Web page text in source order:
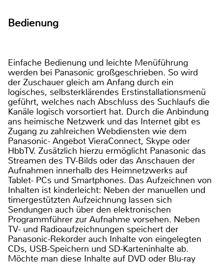
Bedienung
Einfache Bedienung und leichte Menüführung
werden bei Panasonic großgeschrieben. So wird
der Zuschauer gleich am Anfang durch ein
logisches, selbsterklärendes Erstinstallationsmenü
geführt, welches nach Abschluss des Suchlaufs die
Kanäle logisch vorsortiert hat. Durch die Anbindung
ans heimische Netzwerk und das Internet gibt es
Zugang zu zahlreichen Webdiensten wie dem
Panasonic- Angebot VieraConnect, Skype oder
HbbTV. Zusätzlich hierzu ermöglicht Panasonic das
Streamen des TV-Bilds oder das Anschauen der
Aufnahmen innerhalb des Heimnetzwerks auf
Tablet- PCs und Smartphones. Das Aufzeichnen von
Inhalten ist kinderleicht: Neben der manuellen und
timergestützten Aufzeichnung lassen sich
Sendungen auch über den elektronischen
Programmführer zur Aufnahme vorsehen. Neben
TV- und Radioaufzeichnungen speichert der
Panasonic-Rekorder auch Inhalte von eingelegten
CDs, USB-Speichern und SD-Karteninhalte ab.
Möchte man diese Inhalte auf DVD oder Blu-ray